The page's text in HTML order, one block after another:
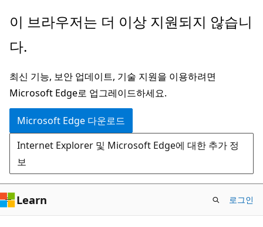
주
콘
츠
로
건
너
뛰
기
이 브라우저는 더 이상 지원되지 않습니
다.
최신 기능, 보안 업데이트, 기술 지원을 이용하려면
Microsoft Edge로 업그레이드하세요.
Microsoft Edge 다운로드
Internet Explorer 및 Microsoft Edge에 대한 추가 정
보
Learn 로그인